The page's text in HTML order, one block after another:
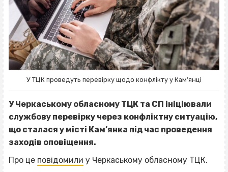
У ТЦК проведуть перевірку щодо конфлікту у Кам’янці
У Черкаському обласному ТЦК та СП ініціювали
службову перевірку через конфліктну ситуацію,
що сталася у місті Кам’янка під час проведення
заходів оповіщення.
Про це повідомили у Черкаському обласному ТЦК.